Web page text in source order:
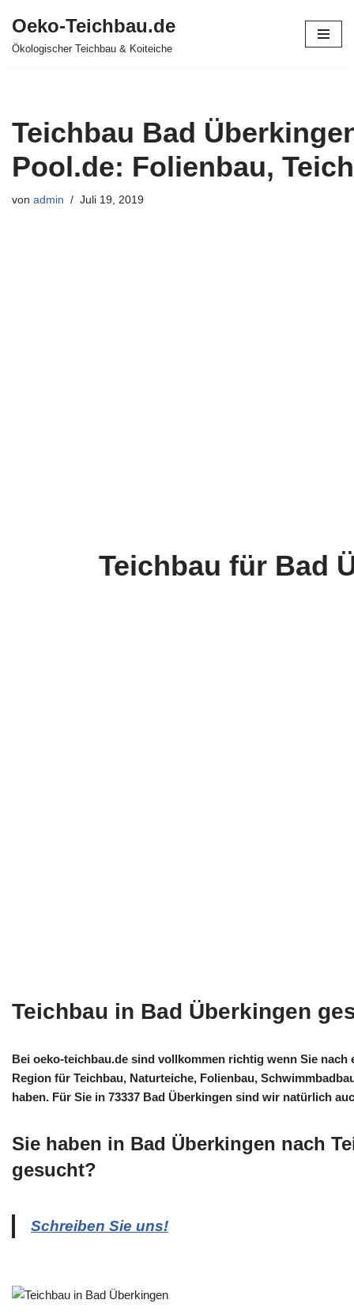
Zum
Oeko-Teichbau.de
Ökologischer Teichbau & Koiteiche
Teichbau Bad
Pool.de: Folienbau,
von admin Juli 19, 2019
Teichbau für Bad
Teichbau in Bad Überkingen
Bei oeko-teichbau.de sind vollkommen richtig wenn Sie
Region für Teichbau, Naturteiche, Folienbau,
haben. Für Sie in 73337 Bad Überkingen sind wir natürlich
Sie haben in Bad Überkingen nach
gesucht?
Schreiben Sie uns!